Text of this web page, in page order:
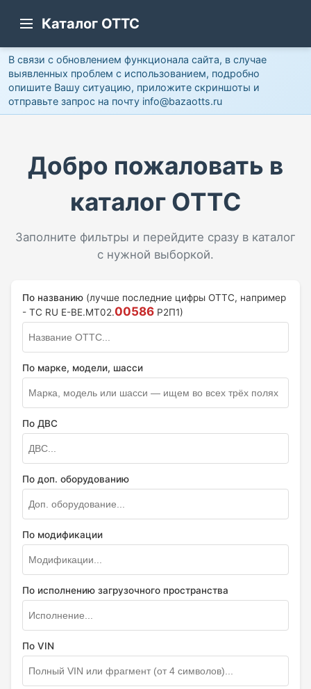
Каталог ОТТС
В связи с обновлением функционала сайта, в случае
выявленных проблем с использованием, подробно
опишите Вашу ситуацию, приложите скриншоты и
отправьте запрос на почту info@bazaotts.ru
Добро пожаловать в
каталог ОТТС
Заполните фильтры и перейдите сразу в каталог
с нужной выборкой.
По названию (лучше последние цифры ОТТС, например
- ТС RU E-BE.MT02.00586 P2П1)
По марке, модели, шасси
По ДВС
По доп. оборудованию
По модификации
По исполнению загрузочного пространства
По VIN